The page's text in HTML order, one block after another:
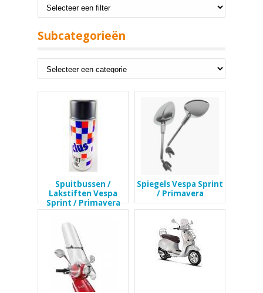
Subcategorieën
Spuitbussen /
Lakstiften Vespa
Sprint / Primavera
Spiegels Vespa Sprint
/ Primavera